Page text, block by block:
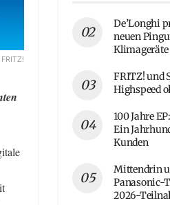
De’Longhi
neuen
Klimageräte
FRITZ! und
Highspeed
100 Jahre
Ein
Kunden
Mittendrin
Panasonic-
2026-